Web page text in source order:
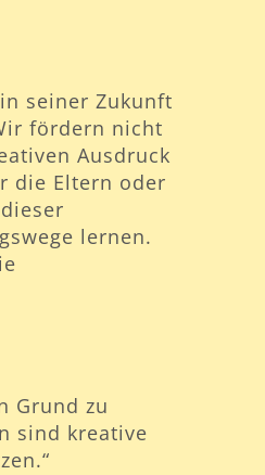
seiner Zukunft
fördern nicht
Ausdruck
die Eltern oder
lernen.
Grund zu
sind kreative